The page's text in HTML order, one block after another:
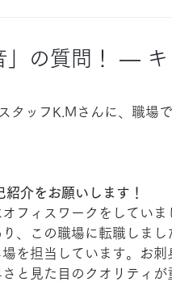
」の質問！ — キ
タッフK.Mさんに、職場
紹介をお願いします！
オフィスワークをしてい
り、この職場に転職しまし
場を担当しています。お
さと見た目のクオリティ